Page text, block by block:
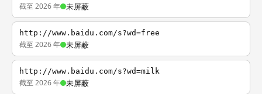
截至 2026 年 未屏蔽
http://www.baidu.com/s?wd=free
截至 2026 年 未屏蔽
http://www.baidu.com/s?wd=milk
截至 2026 年 未屏蔽